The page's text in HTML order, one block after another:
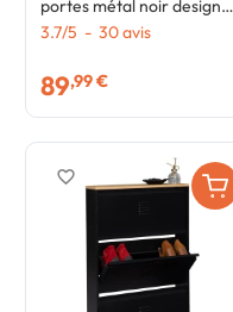
portes métal noir design
industriel
3.7/5 - 30avis
89,99 €
favorite_border